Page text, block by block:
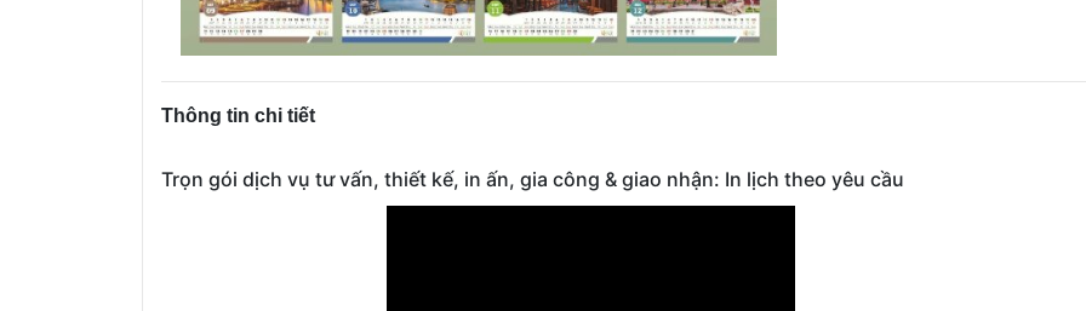
Thông tin chi tiết
Trọn gói dịch vụ tư vấn, thiết kế, in ấn, gia công & giao nhận: In lịch theo yêu cầu